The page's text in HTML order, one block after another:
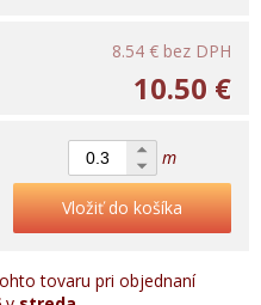
8.54 € bez DPH
10.50 €
m
Vložiť do košíka
tovaru pri objednaní